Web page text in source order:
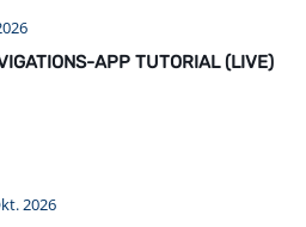
APP TUTORIAL (LIVE)
2026